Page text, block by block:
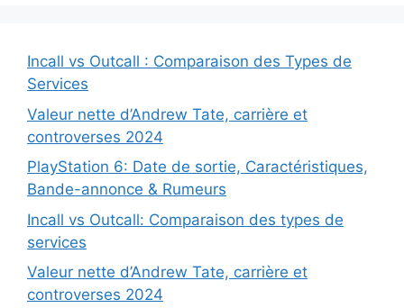
Incall vs Outcall : Comparaison des Types de
Services
Valeur nette d’Andrew Tate, carrière et
controverses 2024
PlayStation 6: Date de sortie, Caractéristiques,
Bande-annonce & Rumeurs
Incall vs Outcall: Comparaison des types de
services
Valeur nette d’Andrew Tate, carrière et
controverses 2024